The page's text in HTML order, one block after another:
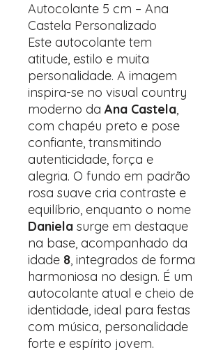
Autocolante 5 cm – Ana
Castela Personalizado
Este autocolante tem
atitude, estilo e muita
personalidade. A imagem
inspira-se no visual country
moderno da Ana Castela,
com chapéu preto e pose
confiante, transmitindo
autenticidade, força e
alegria. O fundo em padrão
rosa suave cria contraste e
equilíbrio, enquanto o nome
Daniela surge em destaque
na base, acompanhado da
idade 8, integrados de forma
harmoniosa no design. É um
autocolante atual e cheio de
identidade, ideal para festas
com música, personalidade
forte e espírito jovem.